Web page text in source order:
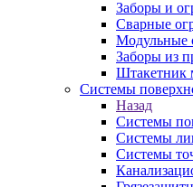
Заборы и
Сварные
Модульные
Заборы из
Штакетник
Системы
Назад
Системы
Системы
Системы